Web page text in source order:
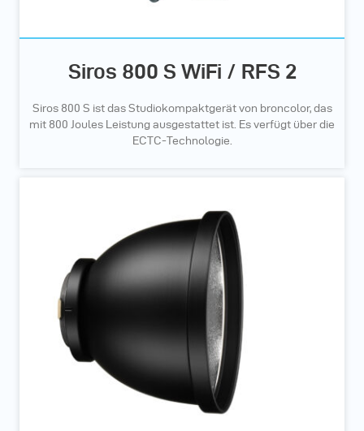
Siros 800 S WiFi / RFS 2
Siros 800 S ist das Studiokompaktgerät von broncolor, das
mit 800 Joules Leistung ausgestattet ist. Es verfügt über die
ECTC-Technologie.